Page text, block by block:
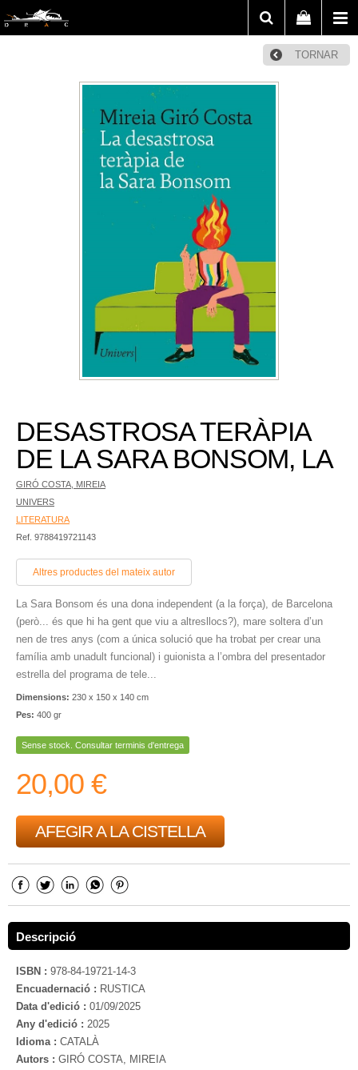
TORNAR
DESASTROSA TERÀPIA
DE LA SARA BONSOM, LA
GIRÓ COSTA, MIREIA
UNIVERS
LITERATURA
Ref. 9788419721143
Altres productes del mateix autor
La Sara Bonsom és una dona independent (a la força), de Barcelona
(però... és que hi ha gent que viu a altresllocs?), mare soltera d’un
nen de tres anys (com a única solució que ha trobat per crear una
família amb unadult funcional) i guionista a l’ombra del presentador
estrella del programa de tele...
Dimensions: 230 x 150 x 140 cm
Pes: 400 gr
Sense stock. Consultar terminis d'entrega
20,00 €
AFEGIR A LA CISTELLA
Descripció
ISBN : 978-84-19721-14-3
Encuadernació : RUSTICA
Data d'edició : 01/09/2025
Any d'edició : 2025
Idioma : CATALÀ
Autors : GIRÓ COSTA, MIREIA